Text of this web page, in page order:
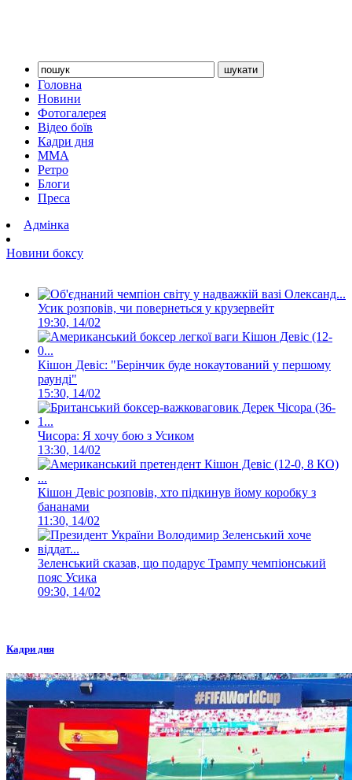
Головна
Новини
Фотогалерея
Відео боїв
Кадри дня
ММА
Ретро
Блоги
Преса
Адмінка
Новини боксу
Усик розповів, чи повернеться у крузервейт
19:30, 14/02
Кішон Девіс: "Берінчик буде нокаутований у першому
раунді"
15:30, 14/02
Чисора: Я хочу бою з Усиком
13:30, 14/02
Кішон Девіс розповів, хто підкинув йому коробку з
бананами
11:30, 14/02
Зеленський сказав, що подарує Трампу чемпіонський
пояс Усика
09:30, 14/02
Кадри дня